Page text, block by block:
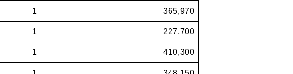
1 365,970
1 227,700
1 410,300